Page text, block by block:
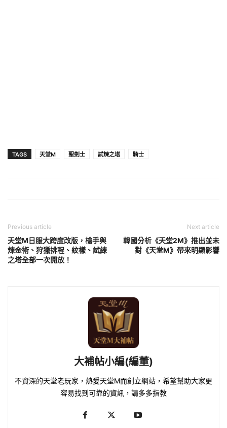
TAGS 天堂M 聖劍士 試煉之塔 騎士
Previous article
天堂M日服大跨度改版，槍手與
煉金術、狩獵排程、紋樣、試練
之塔全部一次開放！
Next article
韓國分析《天堂2M》推出並未
對《天堂M》帶來明顯影響
大補帖小編(編董)
不資深的天堂老玩家，熱愛天堂M而創立網站，希望幫助大家更
容易找到可靠的資訊，請多多指教